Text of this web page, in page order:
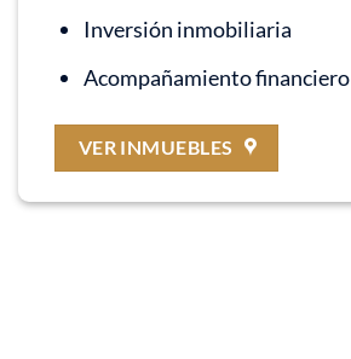
Inversión inmobiliaria
Acompañamiento financiero
VER INMUEBLES